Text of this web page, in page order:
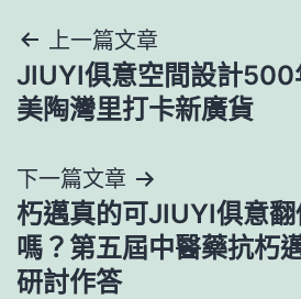
文
章
覽
上一篇文章
JIUYI俱意空間設計500
美陶灣里打卡新廣貨
下一篇文章
朽邁真的可JIUYI俱意
嗎？第五屆中醫藥抗朽
研討作答